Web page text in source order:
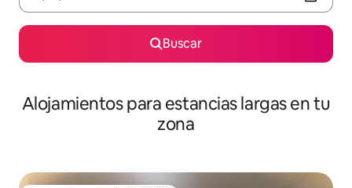
Buscar
Alojamientos para estancias largas en tu
zona